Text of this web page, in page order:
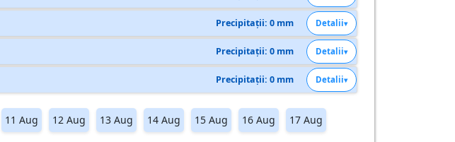
Precipitații: 0 mm Detalii
Precipitații: 0 mm Detalii
Precipitații: 0 mm Detalii
11 Aug 12 Aug 13 Aug 14 Aug 15 Aug 16 Aug 17 Aug